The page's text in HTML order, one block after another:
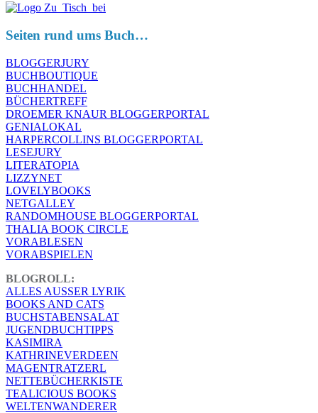
Seiten rund ums Buch…
BLOGGERJURY
BUCHBOUTIQUE
BUCHHANDEL
BÜCHERTREFF
DROEMER KNAUR BLOGGERPORTAL
GENIALOKAL
HARPERCOLLINS BLOGGERPORTAL
LESEJURY
LITERATOPIA
LIZZYNET
LOVELYBOOKS
NETGALLEY
RANDOMHOUSE BLOGGERPORTAL
THALIA BOOK CIRCLE
VORABLESEN
VORABSPIELEN
BLOGROLL:
ALLES AUSSER LYRIK
BOOKS AND CATS
BUCHSTABENSALAT
JUGENDBUCHTIPPS
KASIMIRA
KATHRINEVERDEEN
MAGENTRATZERL
NETTEBÜCHERKISTE
TEALICIOUS BOOKS
WELTENWANDERER